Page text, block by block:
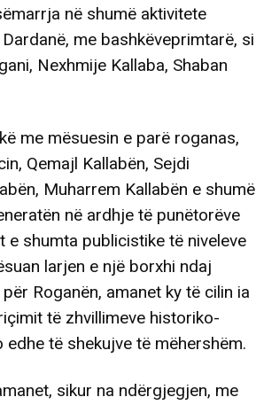
në shumë aktivitete
me bashkëveprimtarë, si
Nexhmije Kallaba, Shaban
me mësuesin e parë roganas,
Qemajl Kallabën, Sejdi
Muharrem Kallabën e shumë
në ardhje të punëtorëve
shumta publicistike të niveleve
larjen e një borxhi ndaj
Roganën, amanet ky të cilin ia
të zhvillimeve historiko-
të shekujve të mëhershëm.
sikur na ndërgjegjen, me